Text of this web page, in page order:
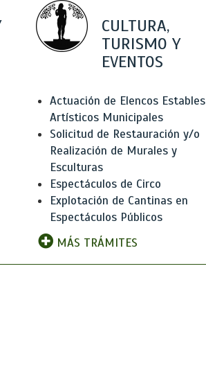
CULTURA,
TURISMO Y
EVENTOS
Actuación de Elencos Estables
Artísticos Municipales
Solicitud de Restauración y/o
Realización de Murales y
Esculturas
Espectáculos de Circo
Explotación de Cantinas en
Espectáculos Públicos
MÁS TRÁMITES